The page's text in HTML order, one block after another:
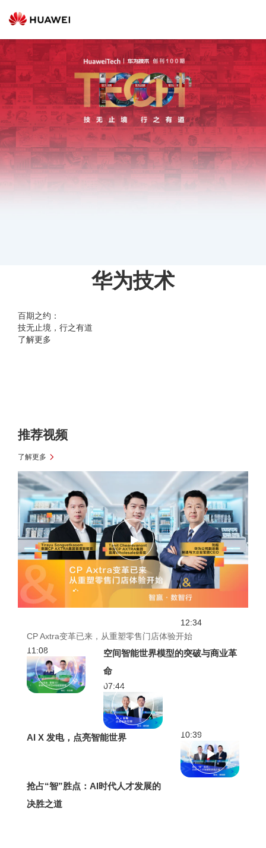
华为技术
百期之约：
技无止境，行之有道
了解更多
推荐视频
了解更多
12:34
CP Axtra变革已来，从重塑零售门店体验开始
11:08
空间智能世界模型的突破与商业革
命
07:44
AI X 发电，点亮智能世界 10:39
抢占“智”胜点：AI时代人才发展的
决胜之道